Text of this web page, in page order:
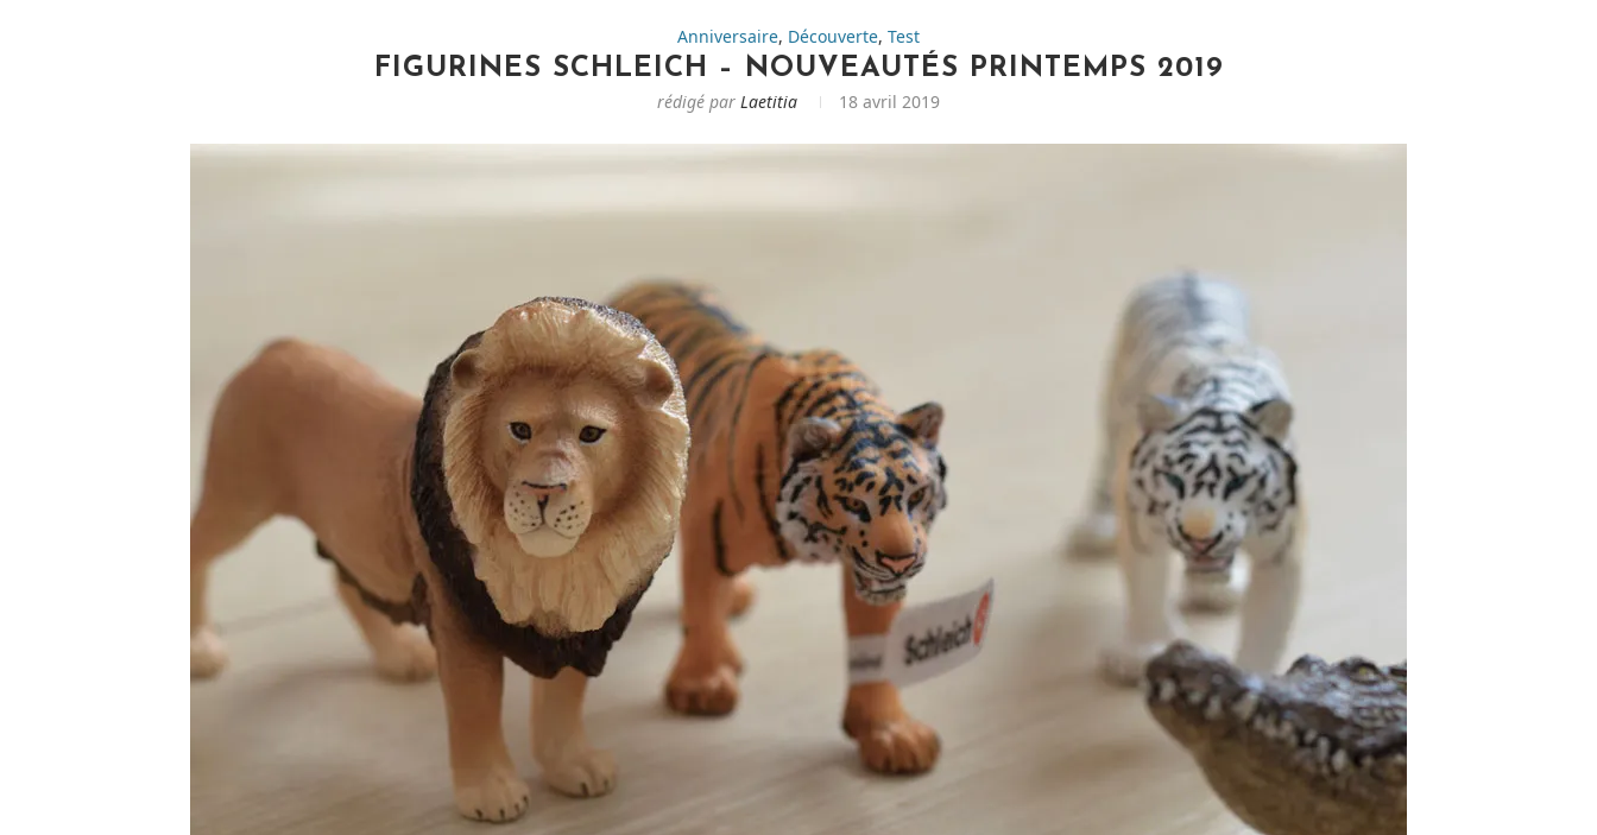
Anniversaire, Découverte, Test
FIGURINES SCHLEICH – NOUVEAUTÉS PRINTEMPS 2019
rédigé par Laetitia 18 avril 2019